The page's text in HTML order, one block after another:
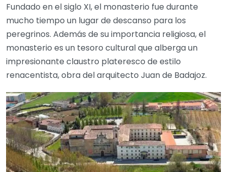
Fundado en el siglo XI, el monasterio fue durante
mucho tiempo un lugar de descanso para los
peregrinos. Además de su importancia religiosa, el
monasterio es un tesoro cultural que alberga un
impresionante claustro plateresco de estilo
renacentista, obra del arquitecto Juan de Badajoz.